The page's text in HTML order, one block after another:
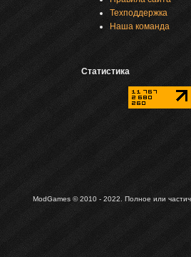
Техподдержка
Наша команда
Статистика
ModGames © 2010 - 2022. Полное или